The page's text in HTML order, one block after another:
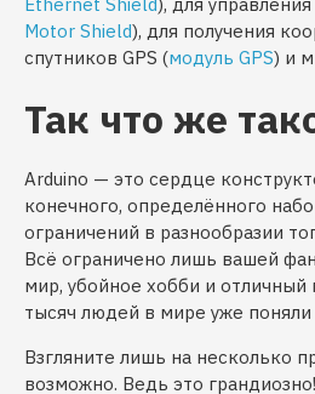
Motor Shield), для получения
спутников GPS (модуль GPS) и
Так что же
Arduino — это сердце
конечного, определённого
ограничений в разнообразии
Всё ограничено лишь вашей
мир, убойное хобби и отличный
тысяч людей в мире уже поняли
Взгляните лишь на несколько
возможно. Ведь это грандиозно!